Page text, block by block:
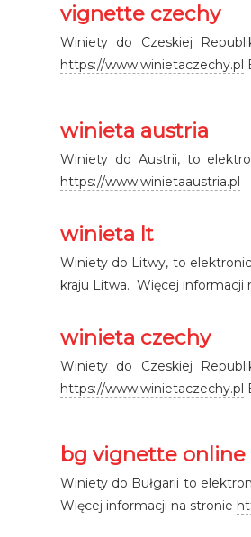
vignette czechy
Winiety do Czeskiej
https://www.winietaczechy.pl
winieta austria
Winiety do Austrii, to
https://www.winietaaustria.pl
winieta lt
Winiety do Litwy, to
kraju Litwa. Więcej informacji
winieta czechy
Winiety do Czeskiej
https://www.winietaczechy.pl
bg vignette online
Winiety do Bułgarii to
Więcej informacji na stronie